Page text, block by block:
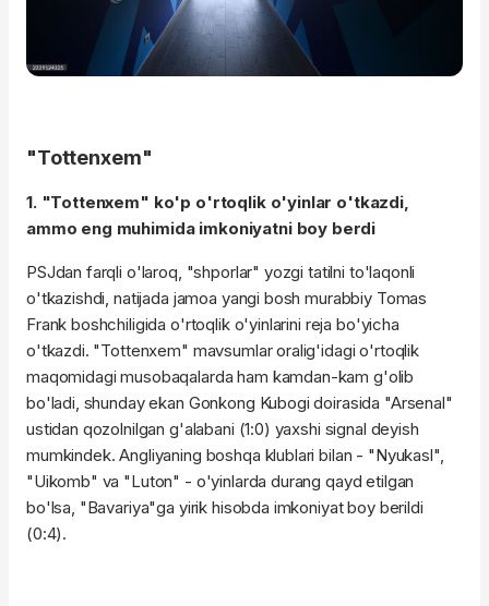
"Tottenxem"
1. "Tottenxem" ko'p o'rtoqlik o'yinlar o'tkazdi,
ammo eng muhimida imkoniyatni boy berdi
PSJdan farqli o'laroq, "shporlar" yozgi tatilni to'laqonli
o'tkazishdi, natijada jamoa yangi bosh murabbiy Tomas
Frank boshchiligida o'rtoqlik o'yinlarini reja bo'yicha
o'tkazdi. "Tottenxem" mavsumlar oralig'idagi o'rtoqlik
maqomidagi musobaqalarda ham kamdan-kam g'olib
bo'ladi, shunday ekan Gonkong Kubogi doirasida "Arsenal"
ustidan qozolnilgan g'alabani (1:0) yaxshi signal deyish
mumkindek. Angliyaning boshqa klublari bilan - "Nyukasl",
"Uikomb" va "Luton" - o'yinlarda durang qayd etilgan
bo'lsa, "Bavariya"ga yirik hisobda imkoniyat boy berildi
(0:4).